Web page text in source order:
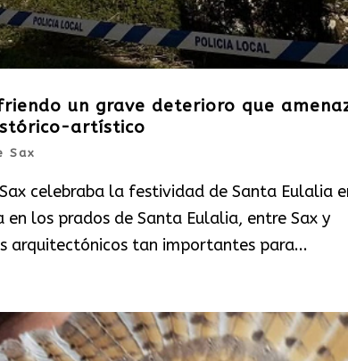
un grave deterioro que
artístico
Sax
celebraba la festividad de Santa Eulalia
los prados de Santa Eulalia, entre Sax y
arquitectónicos tan importantes para...